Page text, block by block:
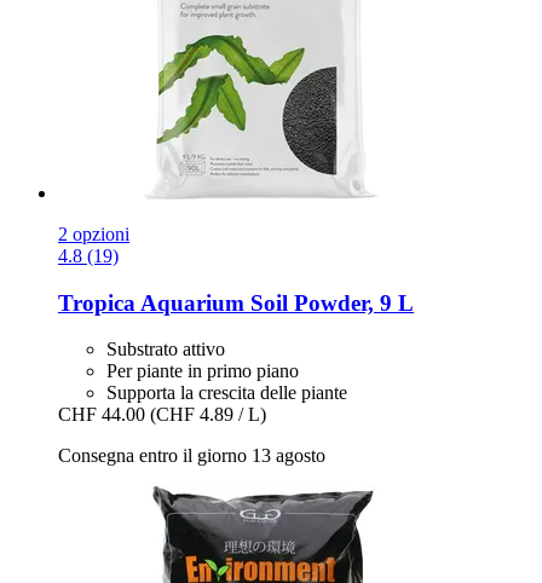
2 opzioni
4.8 (19)
Tropica Aquarium Soil Powder, 9 L
Substrato attivo
Per piante in primo piano
Supporta la crescita delle piante
CHF 44.00 (CHF 4.89 / L)
Consegna entro il giorno 13 agosto